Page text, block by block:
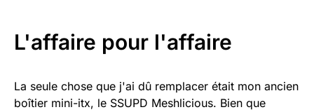
L'affaire pour l'affaire
La seule chose que j'ai dû remplacer était mon ancien
boîtier mini-itx, le SSUPD Meshlicious. Bien que